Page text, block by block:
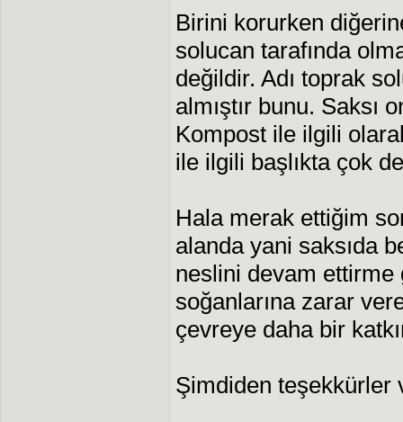
Birini korurken
solucan tarafında
değildir. Adı toprak
almıştır bunu. Saksı
Kompost ile ilgili
ile ilgili başlıkta çok
Hala merak ettiğim
alanda yani saksıda
neslini devam
soğanlarına zarar
çevreye daha bir
Şimdiden teşekkürler